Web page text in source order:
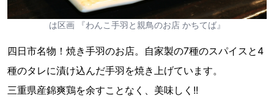
は区画 『わんこ手羽と親鳥のお店 かちてば』
四日市名物！焼き手羽のお店。自家製の7種のスパイスと4
種のタレに漬け込んだ手羽を焼き上げています。
三重県産錦爽鶏を余すことなく、美味しく!!